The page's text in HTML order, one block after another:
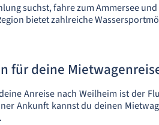
suchst, fahre zum Ammersee
bietet zahlreiche
für deine
Anreise nach Weilheim ist der
Ankunft kannst du deinen